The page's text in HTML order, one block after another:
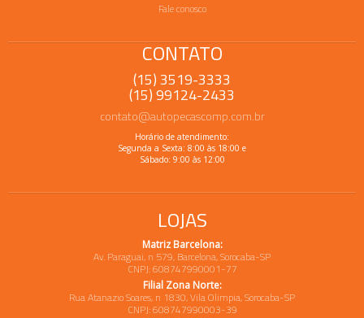
Fale conosco
CONTATO
(15) 3519-3333
(15) 99124-2433
contato@autopecascomp.com.br
Horário de atendimento:
Segunda a Sexta: 8:00 às 18:00 e
Sábado: 9:00 às 12:00
LOJAS
Matriz Barcelona:
Av. Paraguai, n 579, Barcelona, Sorocaba-SP
CNPJ: 608747990001-77
Filial Zona Norte:
Rua Atanazio Soares, n 1830, Vila Olimpia, Sorocaba-SP
CNPJ: 608747990003-39